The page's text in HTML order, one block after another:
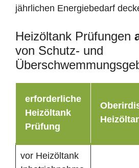
jährlichen Energiebedarf
Heizöltank Prüfungen
von Schutz- und
erforderliche
Heizöltank
Prüfung
vor Heizöltank